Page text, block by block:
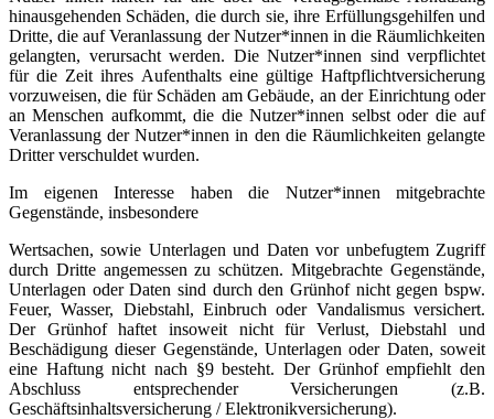
hinausgehenden Schäden, die durch sie, ihre Erfüllungsgehilfen und
Dritte, die auf Veranlassung der Nutzer*innen in die Räumlichkeiten
gelangten, verursacht werden. Die Nutzer*innen sind verpflichtet
für die Zeit ihres Aufenthalts eine gültige Haftpflichtversicherung
vorzuweisen, die für Schäden am Gebäude, an der Einrichtung oder
an Menschen aufkommt, die die Nutzer*innen selbst oder die auf
Veranlassung der Nutzer*innen in den die Räumlichkeiten gelangte
Dritter verschuldet wurden.
Im eigenen Interesse haben die Nutzer*innen mitgebrachte
Gegenstände, insbesondere
Wertsachen, sowie Unterlagen und Daten vor unbefugtem Zugriff
durch Dritte angemessen zu schützen. Mitgebrachte Gegenstände,
Unterlagen oder Daten sind durch den Grünhof nicht gegen bspw.
Feuer, Wasser, Diebstahl, Einbruch oder Vandalismus versichert.
Der Grünhof haftet insoweit nicht für Verlust, Diebstahl und
Beschädigung dieser Gegenstände, Unterlagen oder Daten, soweit
eine Haftung nicht nach §9 besteht. Der Grünhof empfiehlt den
Abschluss entsprechender Versicherungen (z.B.
Geschäftsinhaltsversicherung / Elektronikversicherung).